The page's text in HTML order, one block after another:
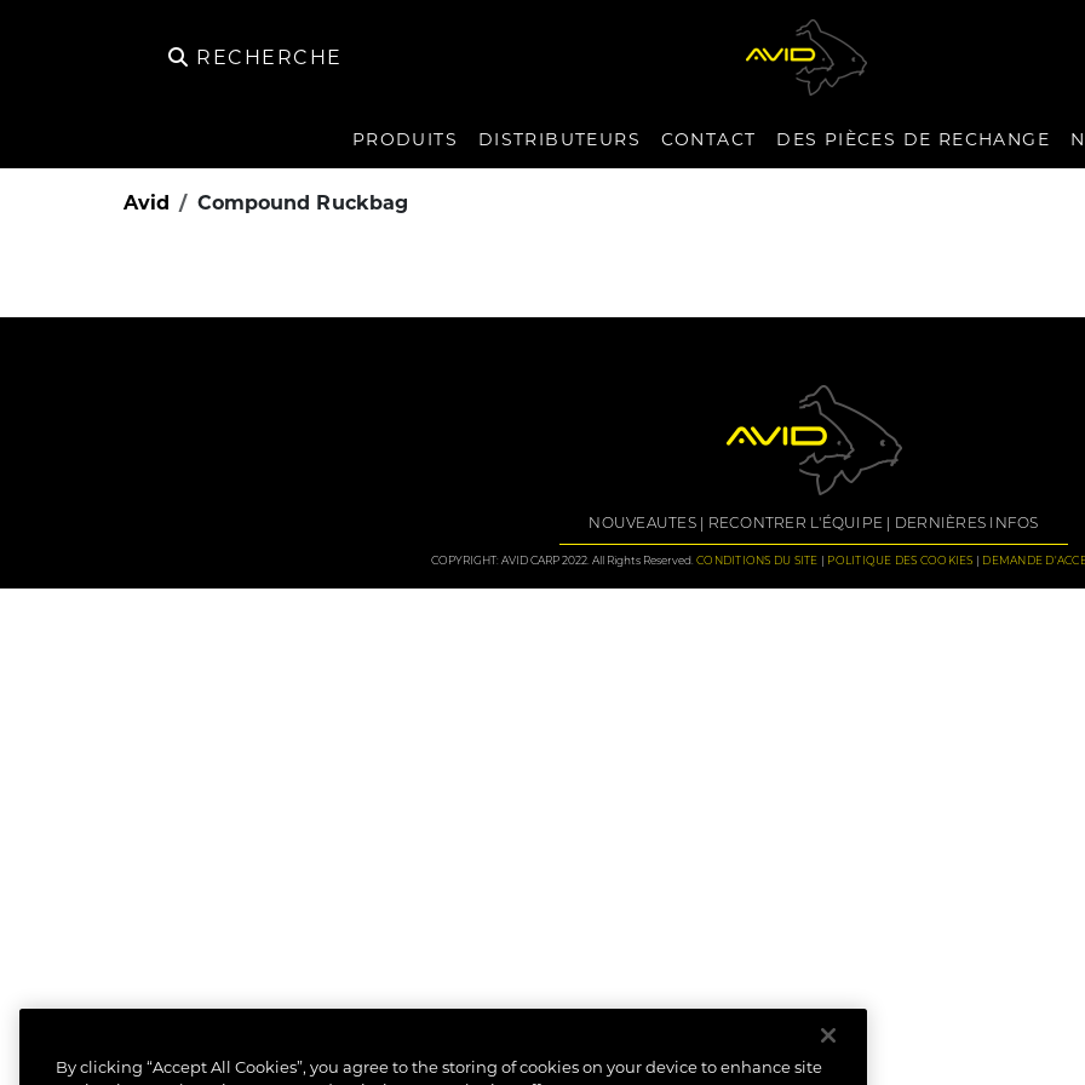
RECHERCHE
PRODUITS DISTRIBUTEURS CONTACT DES PIÈCES DE RECHANGE
Avid Compound Ruckbag
NOUVEAUTES RECONTRER L'ÉQUIPE DERNIÈRES INFOS
COPYRIGHT: AVID CARP 2022. All Rights Reserved. CONDITIONS DU SITE POLITIQUE DES COOKIES DEMANDE
By clicking “Accept All Cookies”, you agree to the storing of cookies on your device to enhance site